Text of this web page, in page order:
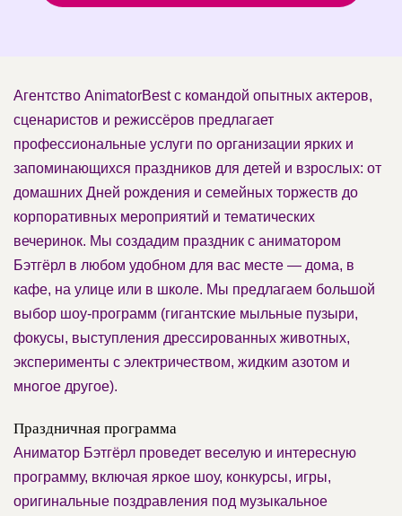
Агентство AnimatorBest с командой опытных актеров,
сценаристов и режиссёров предлагает
профессиональные услуги по организации ярких и
запоминающихся праздников для детей и взрослых: от
домашних Дней рождения и семейных торжеств до
корпоративных мероприятий и тематических
вечеринок. Мы создадим праздник с аниматором
Бэтгёрл в любом удобном для вас месте — дома, в
кафе, на улице или в школе. Мы предлагаем большой
выбор шоу-программ (гигантские мыльные пузыри,
фокусы, выступления дрессированных животных,
эксперименты с электричеством, жидким азотом и
многое другое).
Праздничная программа
Аниматор Бэтгёрл проведет веселую и интересную
программу, включая яркое шоу, конкурсы, игры,
оригинальные поздравления под музыкальное